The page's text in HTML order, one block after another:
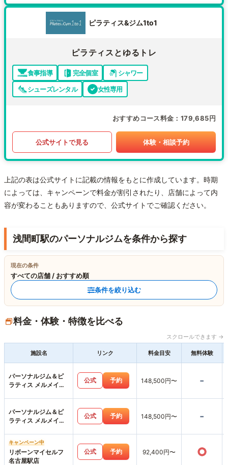
ピラティス&ジム1to1
ピラティスとゆるトレ
食事指導 完全個室
シャワー
シューズレンタル
女性専用
おすすめコース料金 179,685円
公式サイトで見る 体験・相談予約
上記の表は公式サイトに記載の情報をもとに作成しています。時期
によっては、キャンペーンで料金が割引されたり、店舗によって内
容が変わることもありますので、公式サイトでご確認ください。
浅間町駅のパーソナルジムを条件から探す
現在の条件
すべての店舗 / おすすめ順
条件を絞り込む
料金・体験・特徴を比べる
スクロールできます →
施設名 リンク 料金目安 無料体験
パーソナルジム＆ピ
ラティス メルメイク
公式 予約 148,500円〜 -
パーソナルジム＆ピ
ラティス メルメイク
公式 予約 148,500円〜 -
キャンペーン中
リボーンマイセルフ
名古屋駅店
公式 予約 92,400円〜 ○